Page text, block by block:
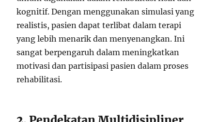
kognitif. Dengan menggunakan simulasi yang
realistis, pasien dapat terlibat dalam terapi
yang lebih menarik dan menyenangkan. Ini
sangat berpengaruh dalam meningkatkan
motivasi dan partisipasi pasien dalam proses
rehabilitasi.